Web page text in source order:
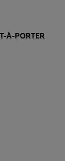
À-PORTER